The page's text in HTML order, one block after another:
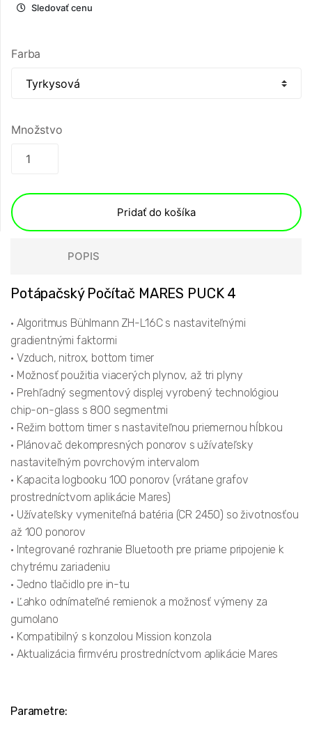
Sledovať cenu
Farba
Množstvo
Pridať do košíka
POPIS
Potápačský Počítač MARES PUCK 4
• Algoritmus Bühlmann ZH-L16C s nastaviteľnými
gradientnými faktormi
• Vzduch, nitrox, bottom timer
• Možnosť použitia viacerých plynov, až tri plyny
• Prehľadný segmentový displej vyrobený technológiou
chip-on-glass s 800 segmentmi
• Režim bottom timer s nastaviteľnou priemernou hĺbkou
• Plánovač dekompresných ponorov s užívateľsky
nastaviteľným povrchovým intervalom
• Kapacita logbooku 100 ponorov (vrátane grafov
prostredníctvom aplikácie Mares)
• Užívateľsky vymeniteľná batéria (CR 2450) so životnosťou
až 100 ponorov
• Integrované rozhranie Bluetooth pre priame pripojenie k
chytrému zariadeniu
• Jedno tlačidlo pre in-tu
• Ľahko odnímateľné remienok a možnosť výmeny za
gumolano
• Kompatibilný s konzolou Mission konzola
• Aktualizácia firmvéru prostredníctvom aplikácie Mares
Parametre: